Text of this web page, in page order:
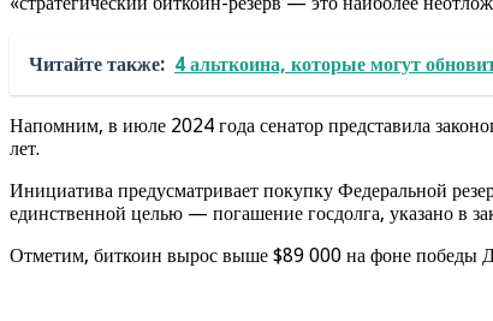
Читайте также: 4 альткоина, которые могут
Напомним, в июле 2024 года сенатор представила
лет.
Инициатива предусматривает покупку Федеральной
единственной целью — погашение госдолга, указано в
Отметим, биткоин вырос выше $89 000 на фоне победы